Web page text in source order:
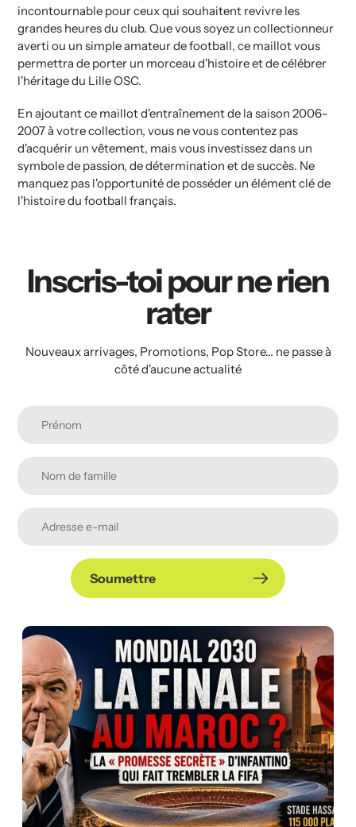
incontournable pour ceux qui souhaitent revivre les
grandes heures du club. Que vous soyez un collectionneur
averti ou un simple amateur de football, ce maillot vous
permettra de porter un morceau d'histoire et de célébrer
l'héritage du Lille OSC.
En ajoutant ce maillot d'entraînement de la saison 2006-
2007 à votre collection, vous ne vous contentez pas
d'acquérir un vêtement, mais vous investissez dans un
symbole de passion, de détermination et de succès. Ne
manquez pas l'opportunité de posséder un élément clé de
l'histoire du football français.
Inscris-toi pour ne rien
rater
Nouveaux arrivages, Promotions, Pop Store... ne passe à
côté d'aucune actualité
Soumettre